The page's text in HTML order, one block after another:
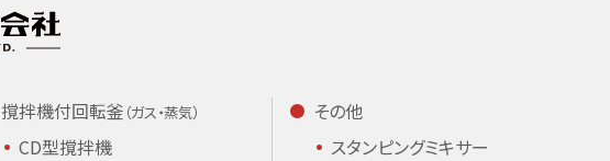
撹拌機付回転釜 （ガス・蒸気）
CD型撹拌機
その他
スタンピングミキサー